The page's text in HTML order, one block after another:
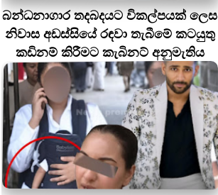
බන්ධනාගාර තදබදයට විකල්පයක් ලෙස
නිවාස අඩස්සියේ රඳවා තැබීමේ කටයුතු
කඩිනම් කිරීමට කැබිනට් අනුමැතිය